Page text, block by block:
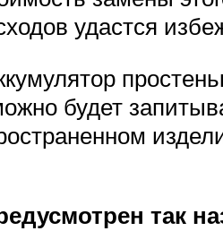
удастся
будет
так